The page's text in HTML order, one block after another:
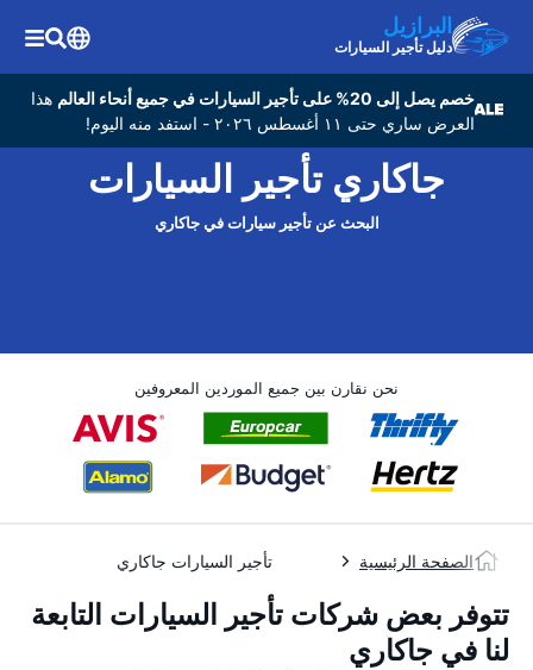
البرازيل
دليل تأجير السيارات
خصم يصل إلى 20% على تأجير السيارات في جميع أنحاء العالم
هذا
العرض ساري حتى ١١ أغسطس ٢٠٢٦ - استفد منه اليوم!
جاكاري تأجير السيارات
البحث عن تأجير سيارات في جاكاري
نحن نقارن بين جميع الموردين المعروفين
الصفحة الرئيسية تأجير السيارات جاكاري
تتوفر بعض شركات تأجير السيارات التابعة
لنا في جاكاري